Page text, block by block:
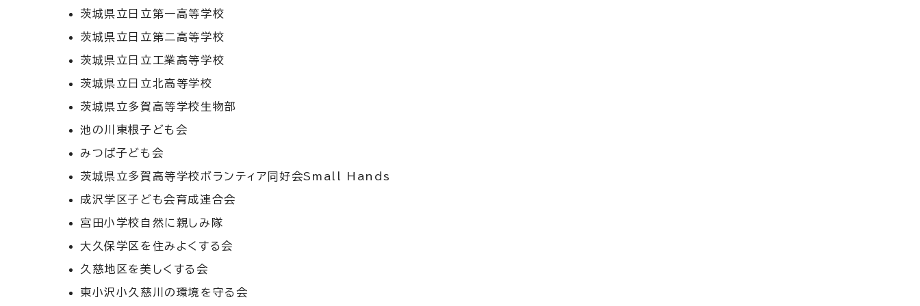
茨城県立日立第一高等学校
茨城県立日立第二高等学校
茨城県立日立工業高等学校
茨城県立日立北高等学校
茨城県立多賀高等学校生物部
池の川東根子ども会
みつば子ども会
茨城県立多賀高等学校ボランティア同好会Small Hands
成沢学区子ども会育成連合会
宮田小学校自然に親しみ隊
大久保学区を住みよくする会
久慈地区を美しくする会
東小沢小久慈川の環境を守る会